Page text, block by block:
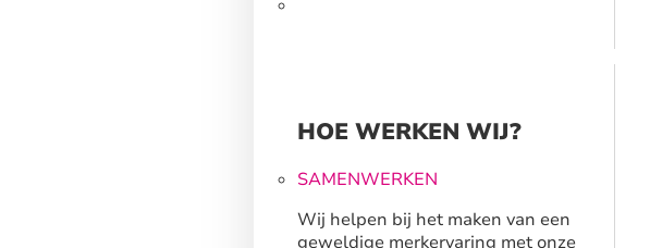
HOE WERKEN WIJ?
SAMENWERKEN
Wij helpen bij het maken van een
geweldige merkervaring met onze